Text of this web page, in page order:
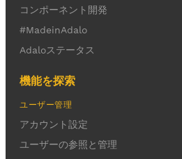
コンポーネント開発
#MadeinAdalo
Adaloステータス
機能を探索
ユーザー管理
アカウント設定
ユーザーの参照と管理